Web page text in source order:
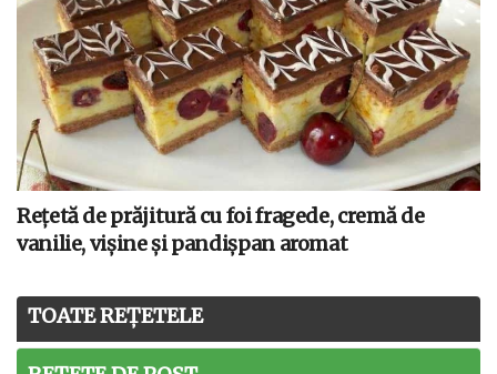
Rețetă de prăjitură cu foi fragede, cremă de
vanilie, vișine și pandișpan aromat
TOATE REȚETELE